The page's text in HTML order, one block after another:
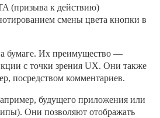
(призыва к действию)
смены цвета кнопки в
бумаге. Их преимущество —
с точки зрения UX. Они также
посредством комментариев.
будущего приложения или
Они позволяют отображать